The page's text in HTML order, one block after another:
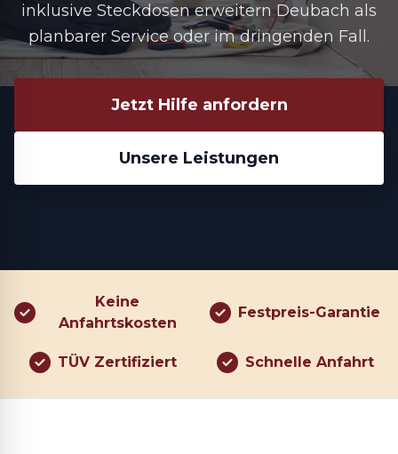
inklusive Steckdosen erweitern Deubach als
planbarer Service oder im dringenden Fall.
Jetzt Hilfe anfordern
Unsere Leistungen
Keine
Anfahrtskosten
Festpreis-Garantie
TÜV Zertifiziert Schnelle Anfahrt